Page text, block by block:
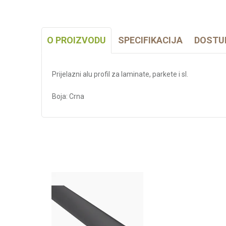
O PROIZVODU SPECIFIKACIJA
Prijelazni alu profil za laminate, parkete i sl.
Boja: Crna
Dužina (mm)
Širina (mm)